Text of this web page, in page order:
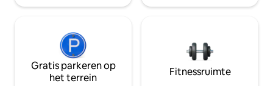
Gratis parkeren op
het terrein
Fitnessruimte